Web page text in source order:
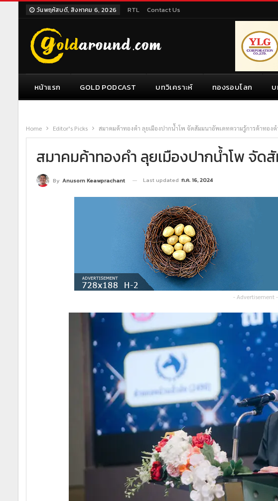
วันพฤหัสบดี, สิงหาคม 6, 2026 RTL Contact Us
หน้าแรก GOLD PODCAST บทวิเคราะห์ ทองรอบโลก
Home Editor’s Picks สมาคมค้าทองคำ ลุยเมืองปากน้ำโพ จัดสัมมนาอัพเดทความรู้การค้าทองค
สมาคมค้าทองคำ ลุยเมืองปากน้ำโพ จัด
By Anusorn Keawprachant Last updated ก.ค. 16, 2024
- Advertisement -